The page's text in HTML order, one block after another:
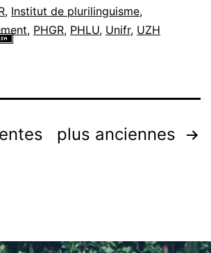
, Institut de plurilinguisme,
, PHGR, PHLU, Unifr, UZH
plus anciennes